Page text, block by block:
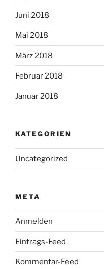
Juni 2018
Mai 2018
März 2018
Februar 2018
Januar 2018
KATEGORIEN
Uncategorized
META
Anmelden
Eintrags-Feed
Kommentar-Feed